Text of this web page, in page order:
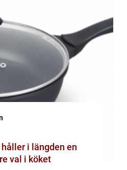
i längden en
val i köket